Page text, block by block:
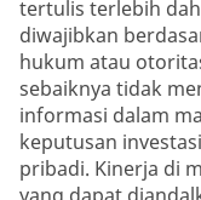
tertulis terlebih
diwajibkan
hukum atau
sebaiknya tidak
informasi dalam
keputusan
pribadi. Kinerja di